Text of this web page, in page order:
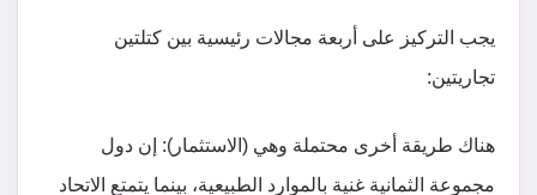
يجب التركيز على أربعة مجالات رئيسية بين كتلتين
تجاريتين:
هناك طريقة أخرى محتملة وهي (الاستثمار): إن دول
مجموعة الثمانية غنية بالموارد الطبيعية، بينما يتمتع الاتحاد